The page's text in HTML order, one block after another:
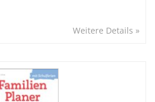
Weitere Details »